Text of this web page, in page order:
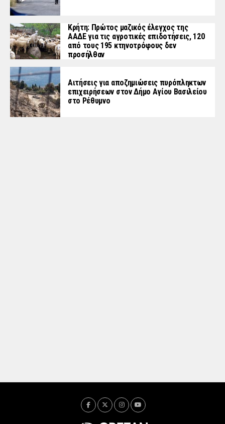
Κρήτη: Πρώτος μαζικός έλεγχος της
ΑΑΔΕ για τις αγροτικές επιδοτήσεις, 120
από τους 195 κτηνοτρόφους δεν
προσήλθαν
Αιτήσεις για αποζημιώσεις πυρόπληκτων
επιχειρήσεων στον Δήμο Αγίου Βασιλείου
στο Ρέθυμνο